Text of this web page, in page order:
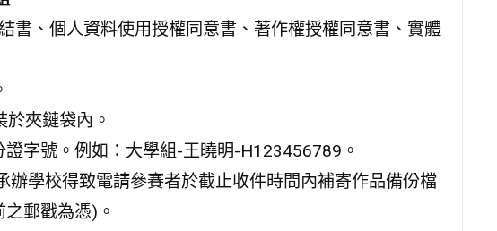
、個人資料使用授權同意書、著作權授權同意書、實體
夾鏈袋內。
號。例如：大學組-王曉明-H123456789。
學校得致電請參賽者於截止收件時間內補寄作品備份檔
郵戳為憑)。